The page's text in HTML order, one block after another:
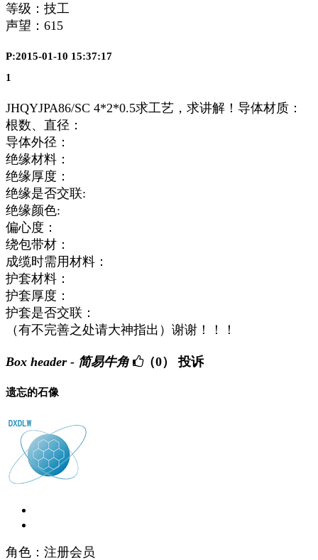
等级：技工
声望： 615
P:2015-01-10 15:37:17
1
JHQYJPA86/SC 4*2*0.5求工艺，求讲解！导体材质：
根数、直径：
导体外径：
绝缘材料：
绝缘厚度：
绝缘是否交联:
绝缘颜色:
偏心度：
绕包带材：
成缆时需用材料：
护套材料：
护套厚度：
护套是否交联：
（有不完善之处请大神指出）谢谢！！！
Box header - 简易牛角 （0） 投诉
遗忘的石像
角色：注册会员